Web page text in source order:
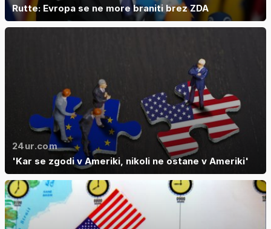
Rutte: Evropa se ne more braniti brez ZDA
24ur.com
'Kar se zgodi v Ameriki, nikoli ne ostane v Ameriki'